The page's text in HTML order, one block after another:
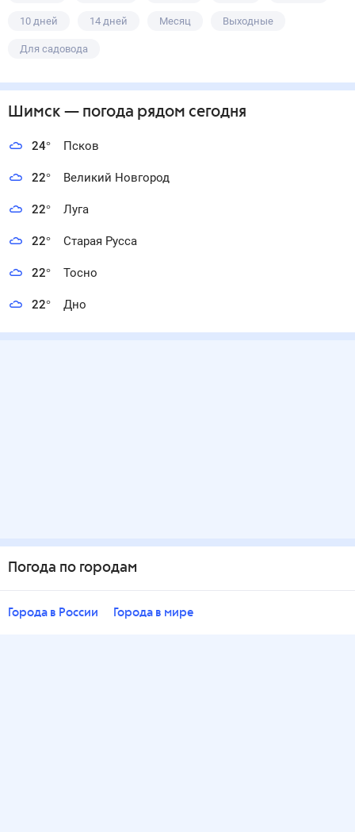
10 дней 14 дней Месяц Выходные
Для садовода
Шимск — погода рядом сегодня
24° Псков
22° Великий Новгород
22° Луга
22° Старая Русса
22° Тосно
22° Дно
Погода по городам
Города в России Города в мире